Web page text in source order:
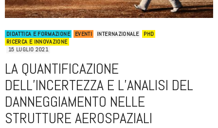
DIDATTICA E FORMAZIONE EVENTI INTERNAZIONALE
PHD
RICERCA E INNOVAZIONE
15 LUGLIO 2021
LA QUANTIFICAZIONE
DELL’INCERTEZZA E L’ANALISI DEL
DANNEGGIAMENTO NELLE
STRUTTURE AEROSPAZIALI